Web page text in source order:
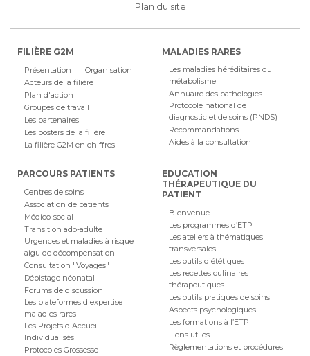
Plan du site
FILIÈRE G2M
Présentation
Organisation
Acteurs de la filière
Plan d'action
Groupes de travail
Les partenaires
Les posters de la filière
La filière G2M en chiffres
MALADIES RARES
Les maladies héréditaires du
métabolisme
Annuaire des pathologies
Protocole national de
diagnostic et de soins (PNDS)
Recommandations
Aides à la consultation
PARCOURS PATIENTS
Centres de soins
Association de patients
Médico-social
Transition ado-adulte
Urgences et maladies à risque
aigu de décompensation
Consultation "Voyages"
Dépistage néonatal
Forums de discussion
Les plateformes d'expertise
maladies rares
Les Projets d'Accueil
Individualisés
Protocoles Grossesse
EDUCATION
THÉRAPEUTIQUE DU
PATIENT
Bienvenue
Les programmes d’ETP
Les ateliers à thématiques
transversales
Les outils diététiques
Les recettes culinaires
thérapeutiques
Les outils pratiques de soins
Aspects psychologiques
Les formations à l’ETP
Liens utiles
Règlementations et procédures